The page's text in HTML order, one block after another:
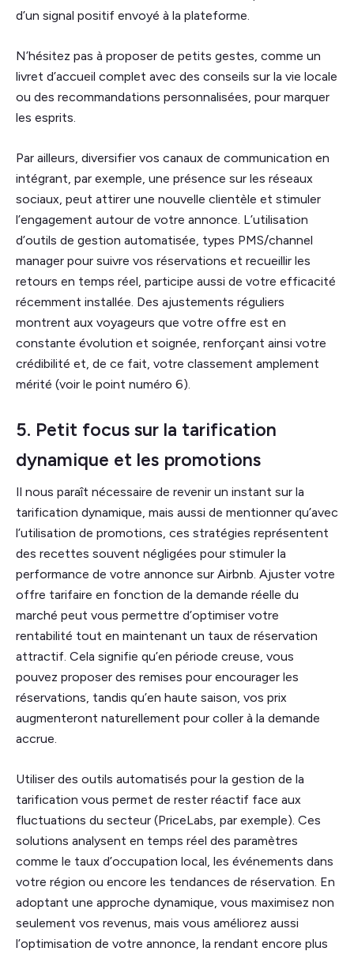
d’un signal positif envoyé à la plateforme.
N’hésitez pas à proposer de petits gestes, comme un
livret d’accueil complet avec des conseils sur la vie locale
ou des recommandations personnalisées, pour marquer
les esprits.
Par ailleurs, diversifier vos canaux de communication en
intégrant, par exemple, une présence sur les réseaux
sociaux, peut attirer une nouvelle clientèle et stimuler
l’engagement autour de votre annonce. L’utilisation
d’outils de gestion automatisée, types PMS/channel
manager pour suivre vos réservations et recueillir les
retours en temps réel, participe aussi de votre efficacité
récemment installée. Des ajustements réguliers
montrent aux voyageurs que votre offre est en
constante évolution et soignée, renforçant ainsi votre
crédibilité et, de ce fait, votre classement amplement
mérité (voir le point numéro 6).
5. Petit focus sur la tarification
dynamique et les promotions
Il nous paraît nécessaire de revenir un instant sur la
tarification dynamique, mais aussi de mentionner qu’avec
l’utilisation de promotions, ces stratégies représentent
des recettes souvent négligées pour stimuler la
performance de votre annonce sur Airbnb. Ajuster votre
offre tarifaire en fonction de la demande réelle du
marché peut vous permettre d’optimiser votre
rentabilité tout en maintenant un taux de réservation
attractif. Cela signifie qu’en période creuse, vous
pouvez proposer des remises pour encourager les
réservations, tandis qu’en haute saison, vos prix
augmenteront naturellement pour coller à la demande
accrue.
Utiliser des outils automatisés pour la gestion de la
tarification vous permet de rester réactif face aux
fluctuations du secteur (PriceLabs, par exemple). Ces
solutions analysent en temps réel des paramètres
comme le taux d’occupation local, les événements dans
votre région ou encore les tendances de réservation. En
adoptant une approche dynamique, vous maximisez non
seulement vos revenus, mais vous améliorez aussi
l’optimisation de votre annonce, la rendant encore plus